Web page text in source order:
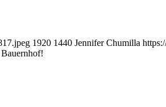
1920 1440 Jennifer Chumilla